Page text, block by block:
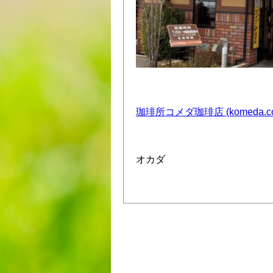
珈琲所コメダ珈琲店
オカダ